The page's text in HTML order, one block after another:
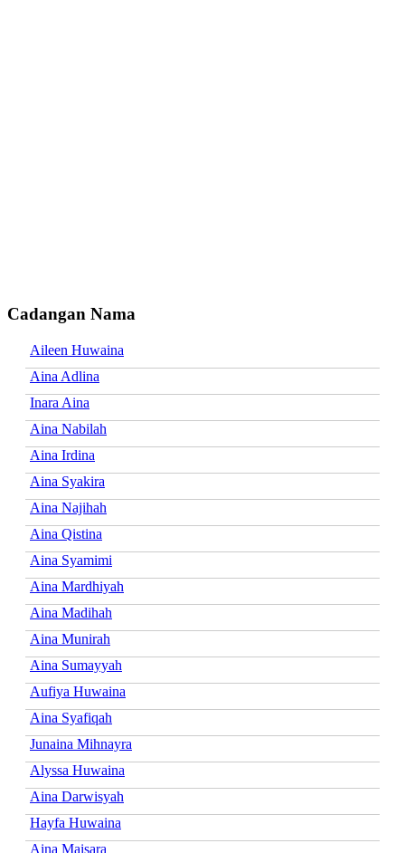
Cadangan Nama
Aileen Huwaina
Aina Adlina
Inara Aina
Aina Nabilah
Aina Irdina
Aina Syakira
Aina Najihah
Aina Qistina
Aina Syamimi
Aina Mardhiyah
Aina Madihah
Aina Munirah
Aina Sumayyah
Aufiya Huwaina
Aina Syafiqah
Junaina Mihnayra
Alyssa Huwaina
Aina Darwisyah
Hayfa Huwaina
Aina Maisara